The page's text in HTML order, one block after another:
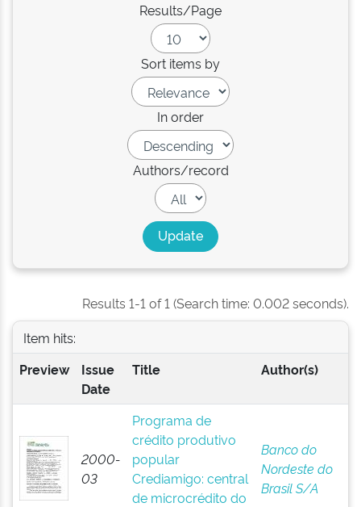
Results/Page
Sort items by
In order
Authors/record
Results 1-1 of 1 (Search time: 0.002 seconds).
Item hits:
Preview
Issue
Date
Title Author(s)
2000-
03
Programa de
crédito produtivo
popular
Crediamigo: central
de microcrédito do
Banco do
Nordeste do
Brasil S/A